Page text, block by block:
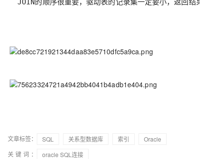
文章标签： SQL 关系型数据库 索引
Oracle
关键词：
oracle SQL连接